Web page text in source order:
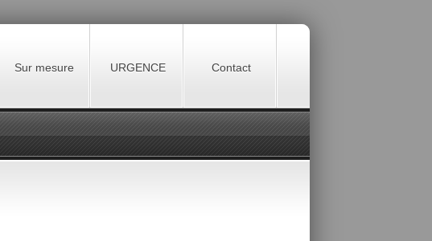
Sur mesure URGENCE Contact